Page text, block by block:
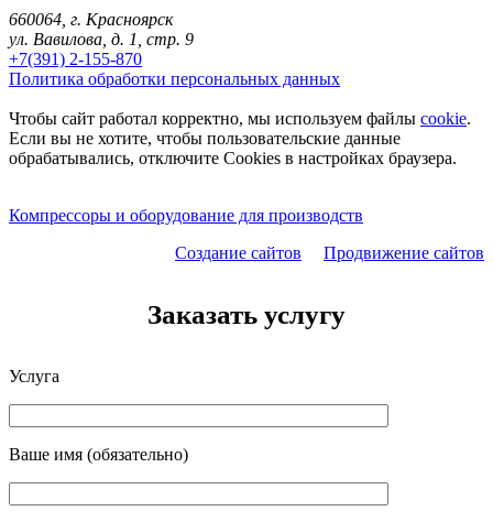
660064, г. Красноярск
ул. Вавилова, д. 1, стр. 9
+7(391) 2-155-870
Политика обработки персональных данных
Чтобы сайт работал корректно, мы используем файлы cookie.
Если вы не хотите, чтобы пользовательские данные
обрабатывались, отключите Cookies в настройках браузера.
Компрессоры и оборудование для производств
Создание сайтов
Продвижение сайтов
Заказать услугу
Услуга
Ваше имя (обязательно)